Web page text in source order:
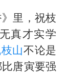
美元关税
滨女单16强
李亚鹏向地铁吐血女孩捐99999元
里， 祝枝
真才实学
山不论是
唐寅要强